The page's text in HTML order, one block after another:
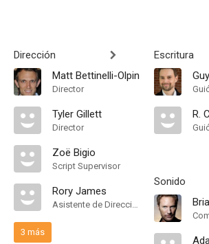
Dirección
Matt Bettinelli-Olpin
Director
Tyler Gillett
Director
Zoë Bigio
Script Supervisor
Rory James
Asistente de Dirección
3 más
Escritura
R.
Sonido